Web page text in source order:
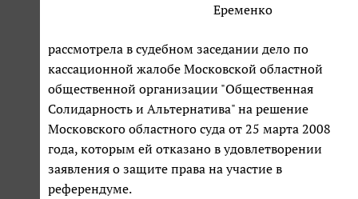
Еременко
рассмотрела в судебном заседании дело по
кассационной жалобе Московской областной
общественной организации "Общественная
Солидарность и Альтернатива" на решение
Московского областного суда от 25 марта 2008
года, которым ей отказано в удовлетворении
заявления о защите права на участие в
референдуме.